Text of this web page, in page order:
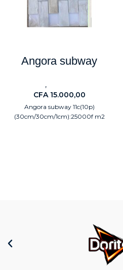
Angora subway
,
CFA15.000,00
Angora subway 11c(10p)
(30cm/30cm/1cm):25000f m2